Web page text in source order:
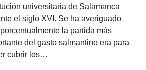
universitaria de Salamanca
el siglo XVI. Se ha averiguado
la partida más
del gasto salmantino era para
cubrir los…